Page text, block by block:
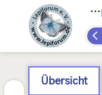
Übersicht